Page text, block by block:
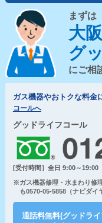
まずは
大
グ
にご相
ガス機器やおトクな料金
コールへ
グッドライフコール
[受付時間］全日 9:00～19:00
※ガス機器修理・水まわり修
も0570-05-5858（ナビダイ
通話料無料(グッドラ